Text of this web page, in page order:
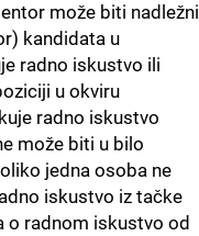
može biti nadležni
kandidata u
radno iskustvo ili
u okviru
radno iskustvo
može biti u bilo
jedna osoba ne
iskustvo iz tačke
o radnom iskustvo od